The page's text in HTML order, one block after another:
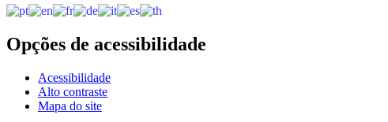
Opções de acessibilidade
Acessibilidade
Alto contraste
Mapa do site